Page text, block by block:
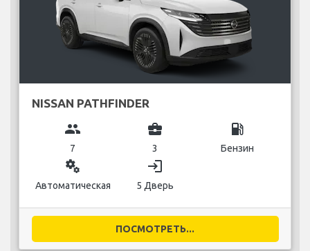
NISSAN PATHFINDER
group
7
business_center
3
local_gas_station
Бензин
miscellaneous_services
Автоматическая
login
5 Дверь
ПОСМОТРЕТЬ...